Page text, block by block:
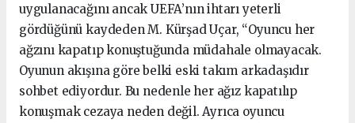
uygulanacağını ancak UEFA’nın ihtarı yeterli
gördüğünü kaydeden M. Kürşad Uçar, “Oyuncu her
ağzını kapatıp konuştuğunda müdahale olmayacak.
Oyunun akışına göre belki eski takım arkadaşıdır
sohbet ediyordur. Bu nedenle her ağız kapatılıp
konuşmak cezaya neden değil. Ayrıca oyuncu